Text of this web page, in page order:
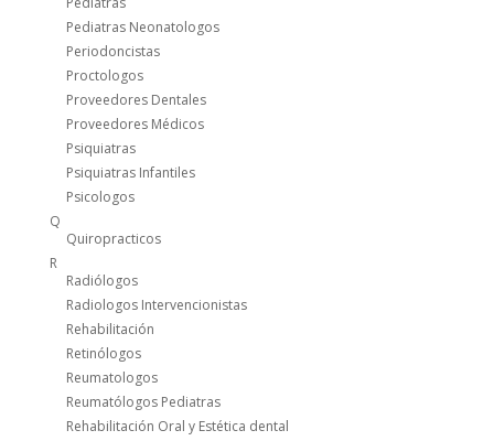
Pediatras Neonatologos
Periodoncistas
Proctologos
Proveedores Dentales
Proveedores Médicos
Psiquiatras
Psiquiatras Infantiles
Psicologos
Q
Quiropracticos
R
Radiólogos
Radiologos Intervencionistas
Rehabilitación
Retinólogos
Reumatologos
Reumatólogos Pediatras
Rehabilitación Oral y Estética dental